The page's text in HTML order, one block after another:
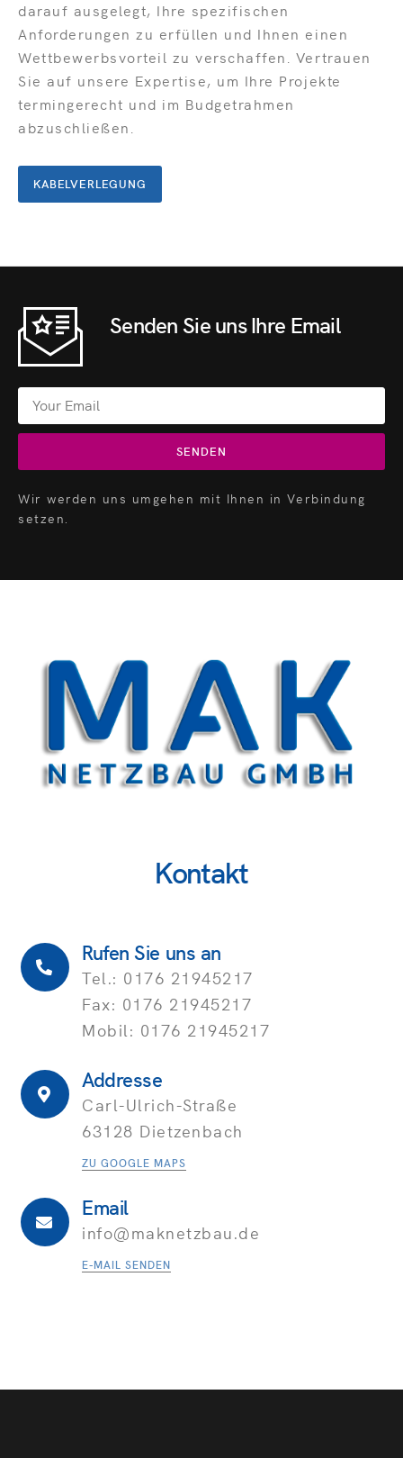
darauf ausgelegt, Ihre spezifischen
Anforderungen zu erfüllen und Ihnen einen
Wettbewerbsvorteil zu verschaffen. Vertrauen
Sie auf unsere Expertise, um Ihre Projekte
termingerecht und im Budgetrahmen
abzuschließen.
KABELVERLEGUNG
Senden Sie uns Ihre Email
SENDEN
Wir werden uns umgehen mit Ihnen in Verbindung
setzen.
Kontakt
Rufen Sie uns an
Tel.: 0176 21945217
Fax: 0176 21945217
Mobil: 0176 21945217
Addresse
Carl-Ulrich-Straße
63128 Dietzenbach
ZU GOOGLE MAPS
Email
info@maknetzbau.de
E-MAIL SENDEN